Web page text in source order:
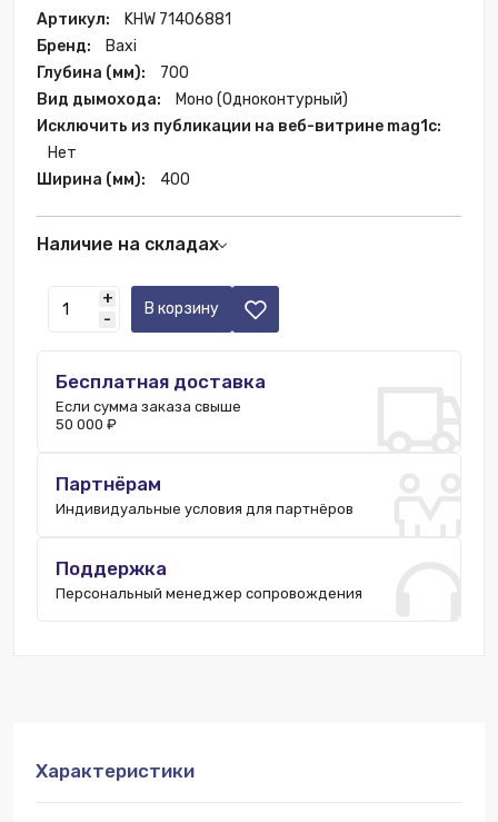
Артикул:
KHW 71406881
Бренд:
Baxi
Глубина (мм):
700
Вид дымохода:
Моно (Одноконтурный)
Исключить из публикации на веб-витрине mag1c:
Нет
Ширина (мм):
400
Наличие на складах
Казань:
4 шт.
1 шт.
Ростов-на-Дону:1 шт.
Пятигорск:3 шт.
+
-
В корзину
Бесплатная доставка
Если сумма заказа свыше
50 000 ₽
Партнёрам
Индивидуальные условия для партнёров
Поддержка
Персональный менеджер сопровождения
Характеристики